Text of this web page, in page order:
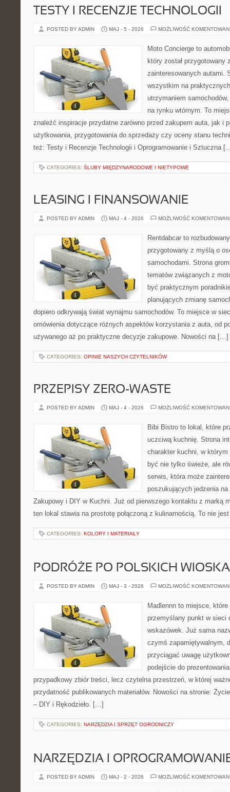
TESTY I RECENZJE TECHNOLOGII
POSTED BY ADMIN MAJ - 5 - 2026 MOŻLIWOŚĆ
Moto Concierge to
który został przygotowany
zainteresowanych autami.
wszystkim na
utrzymaniem
na rynku wtórnym. To
znaleźć inspiracje przydatne zarówno przed zakupem auta, jak i
użytkowania, przygotowania do sprzedaży czy oceny stanu
też: Testy i Recenzje Technologii i Oprogramowanie i Sztuczna
CATEGORIES: ŚLUBY MIĘDZYNARODOWE I NIETYPOWE
LEASING I FINANSOWANIE
POSTED BY ADMIN MAJ - 4 - 2026 MOŻLIWOŚĆ
Rentdabcar to
przygotowany z myślą o
samochodami. Strona
tematów związanych z
być praktycznym
planujących zmianę
dopiero odkrywają świat wynajmu samochodów. To miejsce w
omówienia dotyczące różnych aspektów korzystania z auta, od
używanego aż po praktyczne decyzje zakupowe. Nowości na […]
CATEGORIES: OPINIE NASZYCH CZYTELNIKÓW
PRZEPISY ZERO-WASTE
POSTED BY ADMIN MAJ - 4 - 2026 MOŻLIWOŚĆ
Bibi Bistro to lokal, które
uczciwą kuchnię. Strona
charakter kuchni, w
być nie tylko świeże, ale
serwis, która może
poszukujących jedzenia
Zakupowy i DIY w Kuchni. Już od pierwszego kontaktu z marką
ten lokal stawia na prostotę połączoną z kulinarnością. To nie
CATEGORIES: KOLORY I MATERIAŁY
PODRÓŻE PO POLSKICH
POSTED BY ADMIN MAJ - 3 - 2026 MOŻLIWOŚĆ
Madlennn to miejsce,
przemyślany punkt w sieci
wskazówek. Już sama
czymś zapamiętywalnym,
przyciągać uwagę
podejście do
przypadkowy zbiór treści, lecz czytelna przestrzeń, w której
przydatność publikowanych materiałów. Nowości na stronie:
– DIY i Rękodzieło. […]
CATEGORIES: NARZĘDZIA I SPRZĘT OGRODNICZY
NARZĘDZIA I
POSTED BY ADMIN MAJ - 2 - 2026 MOŻLIWOŚĆ